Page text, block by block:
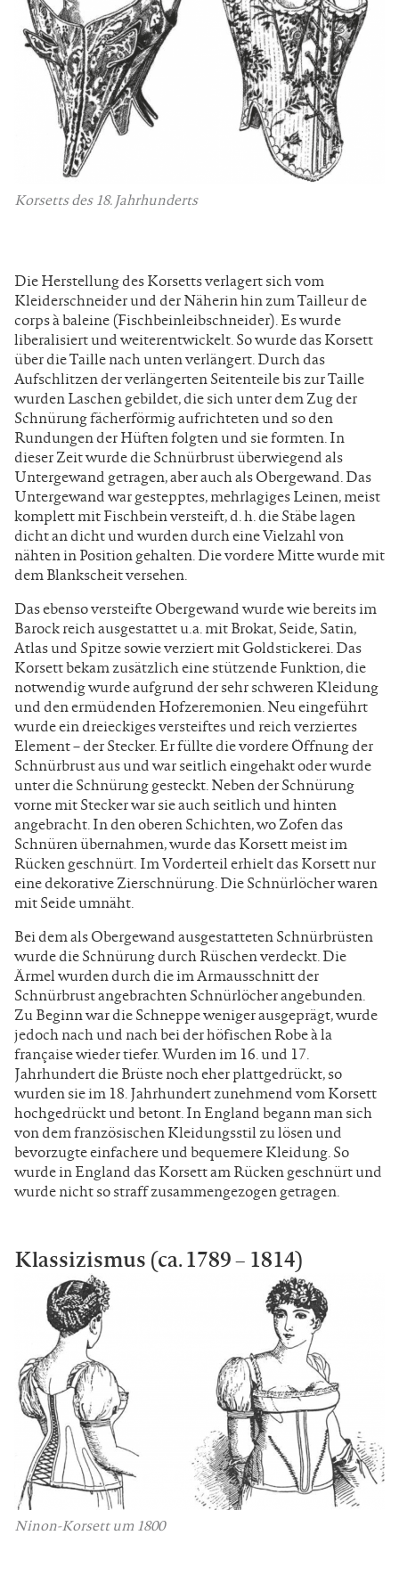
Korsetts des 18. Jahrhunderts
Die Herstellung des Korsetts verlagert sich vom
Kleiderschneider und der Näherin hin zum Tailleur de
corps à baleine (Fischbeinleibschneider). Es wurde
liberalisiert und weiterentwickelt. So wurde das Korsett
über die Taille nach unten verlängert. Durch das
Aufschlitzen der verlängerten Seitenteile bis zur Taille
wurden Laschen gebildet, die sich unter dem Zug der
Schnürung fächerförmig aufrichteten und so den
Rundungen der Hüften folgten und sie formten. In
dieser Zeit wurde die Schnürbrust überwiegend als
Untergewand getragen, aber auch als Obergewand. Das
Untergewand war gestepptes, mehrlagiges Leinen, meist
komplett mit Fischbein versteift, d. h. die Stäbe lagen
dicht an dicht und wurden durch eine Vielzahl von
nähten in Position gehalten. Die vordere Mitte wurde mit
dem Blankscheit versehen.
Das ebenso versteifte Obergewand wurde wie bereits im
Barock reich ausgestattet u.a. mit Brokat, Seide, Satin,
Atlas und Spitze sowie verziert mit Goldstickerei. Das
Korsett bekam zusätzlich eine stützende Funktion, die
notwendig wurde aufgrund der sehr schweren Kleidung
und den ermüdenden Hofzeremonien. Neu eingeführt
wurde ein dreieckiges versteiftes und reich verziertes
Element – der Stecker. Er füllte die vordere Öffnung der
Schnürbrust aus und war seitlich eingehakt oder wurde
unter die Schnürung gesteckt. Neben der Schnürung
vorne mit Stecker war sie auch seitlich und hinten
angebracht. In den oberen Schichten, wo Zofen das
Schnüren übernahmen, wurde das Korsett meist im
Rücken geschnürt. Im Vorderteil erhielt das Korsett nur
eine dekorative Zierschnürung. Die Schnürlöcher waren
mit Seide umnäht.
Bei dem als Obergewand ausgestatteten Schnürbrüsten
wurde die Schnürung durch Rüschen verdeckt. Die
Ärmel wurden durch die im Armausschnitt der
Schnürbrust angebrachten Schnürlöcher angebunden.
Zu Beginn war die Schneppe weniger ausgeprägt, wurde
jedoch nach und nach bei der höfischen Robe à la
française wieder tiefer. Wurden im 16. und 17.
Jahrhundert die Brüste noch eher plattgedrückt, so
wurden sie im 18. Jahrhundert zunehmend vom Korsett
hochgedrückt und betont. In England begann man sich
von dem französischen Kleidungsstil zu lösen und
bevorzugte einfachere und bequemere Kleidung. So
wurde in England das Korsett am Rücken geschnürt und
wurde nicht so straff zusammengezogen getragen.
Klassizismus (ca. 1789 – 1814)
Ninon-Korsett um 1800